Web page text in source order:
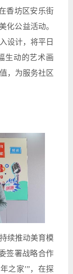
香坊区安乐街
化公益活动。
设计，将平日
生动的艺术画
，为服务社区
续推动美育模
签署战略合作
之家’”，在探